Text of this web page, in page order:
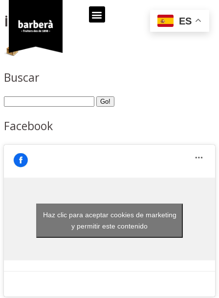
icon_3
Buscar
Facebook
Haz clic para aceptar cookies de marketing
y permitir este contenido
ES